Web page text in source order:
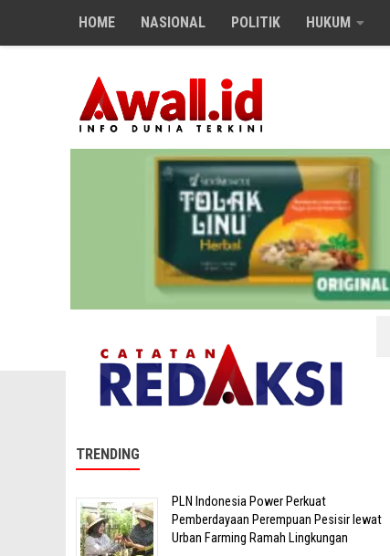
Skip to content
HOME NASIONAL POLITIK HUKUM
TRENDING
PLN Indonesia Power Perkuat
Pemberdayaan Perempuan Pesisir lewat
Urban Farming Ramah Lingkungan